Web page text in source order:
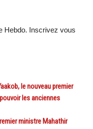
Hebdo. Inscrivez vous
le nouveau premier
les anciennes
ministre Mahathir